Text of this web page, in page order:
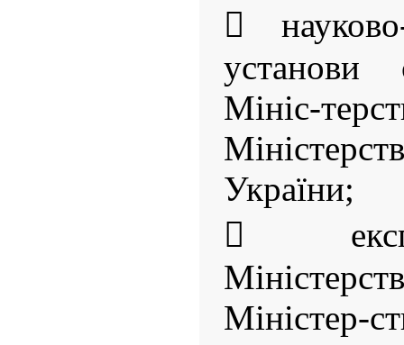

установи
Мініс-
України;
